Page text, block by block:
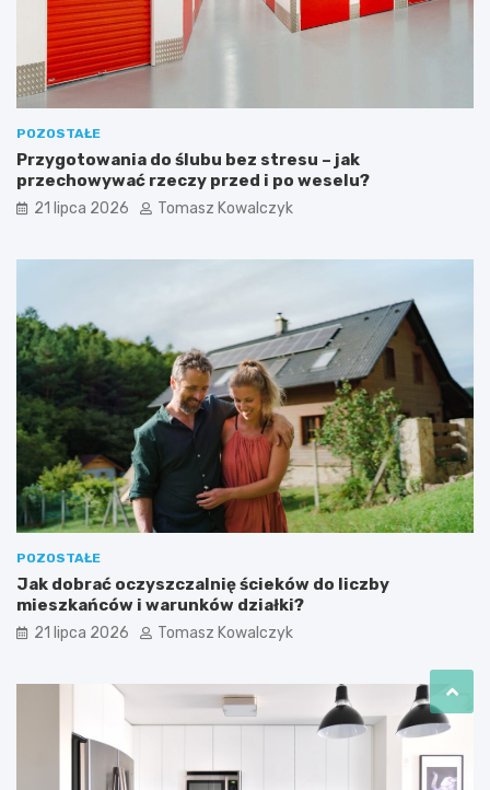
POZOSTAŁE
Przygotowania do ślubu bez stresu – jak
przechowywać rzeczy przed i po weselu?
21 lipca 2026 Tomasz Kowalczyk
POZOSTAŁE
Jak dobrać oczyszczalnię ścieków do liczby
mieszkańców i warunków działki?
21 lipca 2026 Tomasz Kowalczyk